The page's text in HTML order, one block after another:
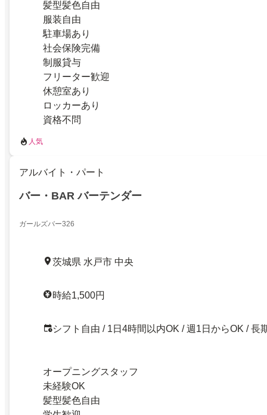
髪型髪色自由
服装自由
駐車場あり
社会保険完備
制服貸与
フリーター歓迎
休憩室あり
ロッカーあり
資格不問
人気
アルバイト・パート
バー・BAR バーテンダー
ガールズバー326
茨城県 水戸市 中央
時給1,500円
シフト自由 / 1日4時間以内OK / 週1日からOK / 長
オープニングスタッフ
未経験OK
髪型髪色自由